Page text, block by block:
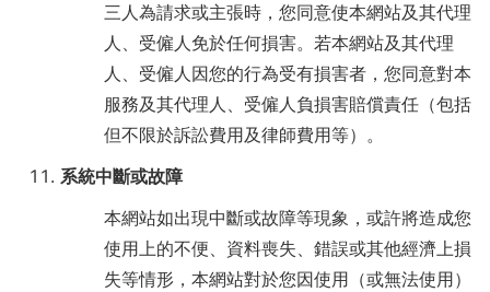
三人為請求或主張時，您同意使本網站及其代理
人、受僱人免於任何損害。若本網站及其代理
人、受僱人因您的行為受有損害者，您同意對本
服務及其代理人、受僱人負損害賠償責任（包括
但不限於訴訟費用及律師費用等）。
系統中斷或故障
本網站如出現中斷或故障等現象，或許將造成您
使用上的不便、資料喪失、錯誤或其他經濟上損
失等情形，本網站對於您因使用（或無法使用）